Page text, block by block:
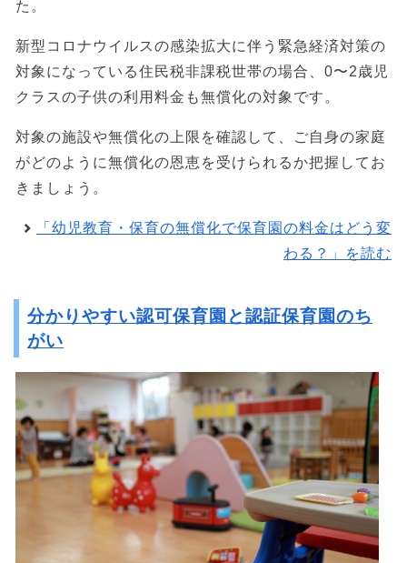
た。
新型コロナウイルスの感染拡大に伴う緊急経済対策の
対象になっている住民税非課税世帯の場合、0〜2歳児
クラスの子供の利用料金も無償化の対象です。
対象の施設や無償化の上限を確認して、ご自身の家庭
がどのように無償化の恩恵を受けられるか把握してお
きましょう。
「幼児教育・保育の無償化で保育園の料金はどう変
わる？」を読む
分かりやすい認可保育園と認証保育園のち
がい